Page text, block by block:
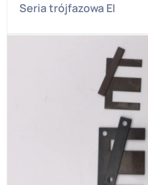
Seria trójfazowa EI